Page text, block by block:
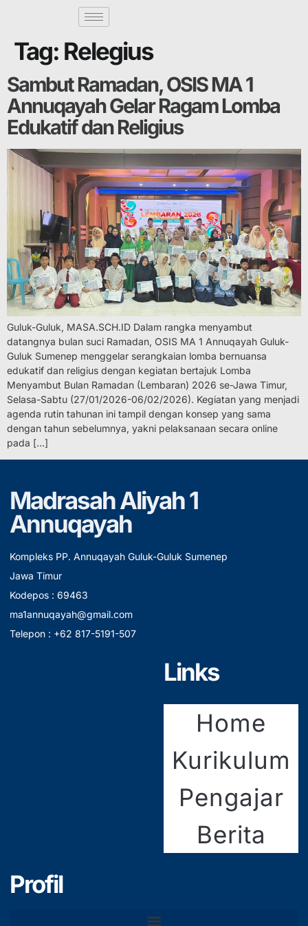
Tag: Relegius
Sambut Ramadan, OSIS MA 1
Annuqayah Gelar Ragam Lomba
Edukatif dan Religius
Guluk-Guluk, MASA.SCH.ID Dalam rangka menyambut
datangnya bulan suci Ramadan, OSIS MA 1 Annuqayah Guluk-
Guluk Sumenep menggelar serangkaian lomba bernuansa
edukatif dan religius dengan kegiatan bertajuk Lomba
Menyambut Bulan Ramadan (Lembaran) 2026 se-Jawa Timur,
Selasa-Sabtu (27/01/2026-06/02/2026). Kegiatan yang menjadi
agenda rutin tahunan ini tampil dengan konsep yang sama
dengan tahun sebelumnya, yakni pelaksanaan secara online
pada […]
Madrasah Aliyah 1
Annuqayah
Kompleks PP. Annuqayah Guluk-Guluk Sumenep
Jawa Timur
Kodepos : 69463
ma1annuqayah@gmail.com
Telepon : +62 817-5191-507
Links
Home
Kurikulum
Pengajar
Berita
Profil